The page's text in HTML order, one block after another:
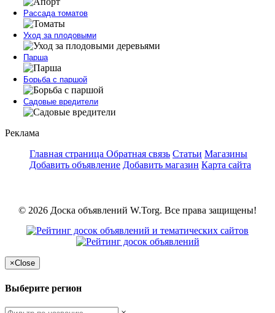
Рассада томатов
Уход за плодовыми
Парша
Борьба с паршой
Садовые вредители
Реклама
Главная страница Обратная связь Статьи Магазины
Добавить объявление Добавить магазин Карта сайта
© 2026 Доска объявлений W.Torg. Все права защищены!
×Close
Выберите регион